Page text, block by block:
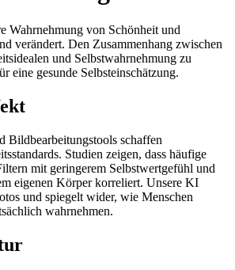
Wahrnehmung von Schönheit und
verändert. Den Zusammenhang zwischen
und Selbstwahrnehmung zu
eine gesunde Selbsteinschätzung.
Bildbearbeitungstools schaffen
Studien zeigen, dass häufige
mit geringerem Selbstwertgefühl und
eigenen Körper korreliert. Unsere KI
und spiegelt wider, wie Menschen
wahrnehmen.